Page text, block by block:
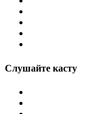
Слушайте касту